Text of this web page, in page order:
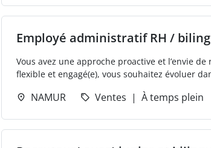
Employé administratif RH /
Vous avez une approche proactive et l’envie
flexible et engagé(e), vous souhaitez évoluer
NAMUR Ventes À temps plein